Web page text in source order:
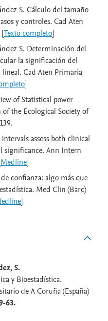
S. Cálculo del tamaño
y controles. Cad Aten
[Texto completo]
S. Determinación del
la significación del
Cad Aten Primaria
]
of Statistical power
the Ecological Society of
assess both clinical
significance. Ann Intern
Medline]
confianza: algo más que
Med Clin (Barc)
]
S.
y Bioestadística.
de A Coruña (España)
63.